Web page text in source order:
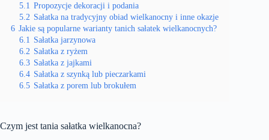
5.1 Propozycje dekoracji i podania
5.2 Sałatka na tradycyjny obiad wielkanocny i inne okazje
6 Jakie są popularne warianty tanich sałatek wielkanocnych?
6.1 Sałatka jarzynowa
6.2 Sałatka z ryżem
6.3 Sałatka z jajkami
6.4 Sałatka z szynką lub pieczarkami
6.5 Sałatka z porem lub brokułem
Czym jest tania sałatka wielkanocna?